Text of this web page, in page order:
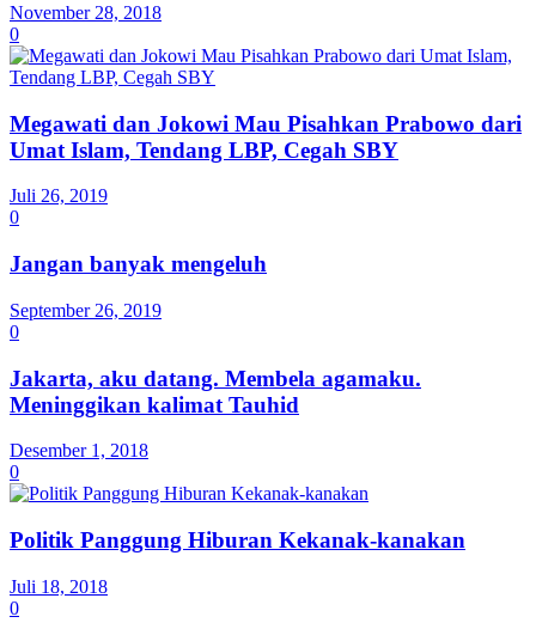
November 28, 2018
0
Megawati dan Jokowi Mau Pisahkan Prabowo dari
Umat Islam, Tendang LBP, Cegah SBY
Juli 26, 2019
0
Jangan banyak mengeluh
September 26, 2019
0
Jakarta, aku datang. Membela agamaku.
Meninggikan kalimat Tauhid
Desember 1, 2018
0
Politik Panggung Hiburan Kekanak-kanakan
Juli 18, 2018
0